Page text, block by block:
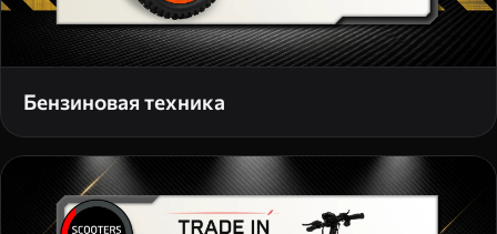
Бензиновая техника